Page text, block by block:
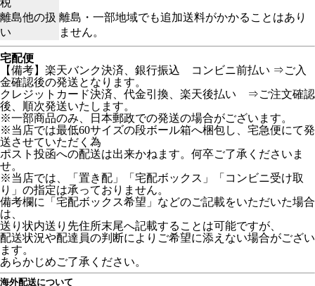
税
離島他の扱
い
離島・一部地域でも追加送料がかかることはあり
ません。
宅配便
【備考】楽天バンク決済、銀行振込 コンビニ前払い ⇒ご入
金確認後の発送となります。
クレジットカード決済、代金引換、楽天後払い ⇒ご注文確認
後、順次発送いたします。
※一部商品のみ、日本郵政での発送の場合がございます。
※当店では最低60サイズの段ボール箱へ梱包し、宅急便にて発
送させていただく為
ポスト投函への配送は出来かねます。何卒ご了承くださいま
せ。
※当店では、「置き配」「宅配ボックス」「コンビニ受け取
り」の指定は承っておりません。
備考欄に「宅配ボックス希望」などのご記載をいただいた場合
は、
送り状内送り先住所末尾へ記載することは可能ですが、
配送状況や配達員の判断によりご希望に添えない場合がござい
ます。
あらかじめご了承ください。
海外配送について